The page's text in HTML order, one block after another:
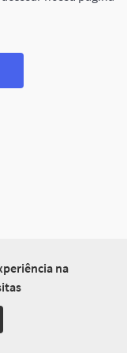
na